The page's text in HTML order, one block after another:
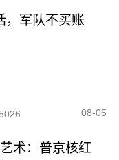
，军队不买账
5026 08-05
术：普京核红